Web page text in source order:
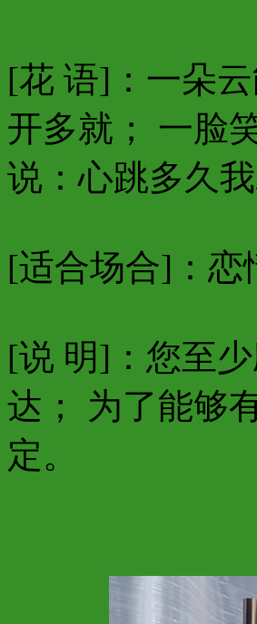
[花 语]：一朵
开多就； 一脸
说：心跳多久
[适合场合]：恋
[说 明]：您至
达； 为了能够
定。